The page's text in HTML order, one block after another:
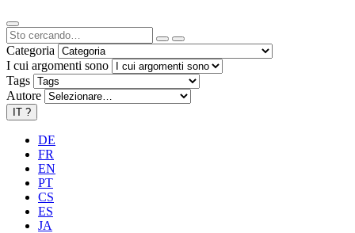
Categoria
I cui argomenti sono
Tags
Autore
IT ?
DE
FR
EN
PT
CS
ES
JA